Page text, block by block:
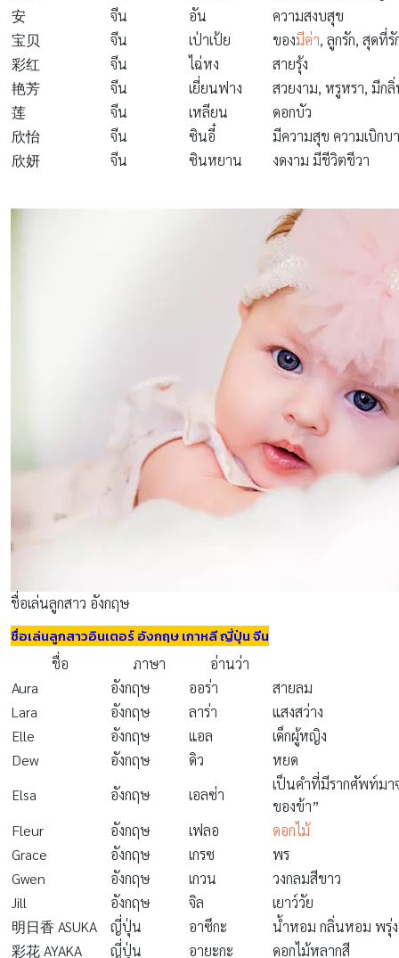
安
จีน อัน
ความสงบสุข
宝贝
จีน เป่าเป้ย ของมีค่า, ลูกรัก, สุดที่รั
彩红
จีน ไฉ่หง
สายรุ้ง
艳芳
จีน เยี่ยนฟาง
สวยงาม, หรูหรา, มีก
莲
จีน เหลียน
ดอกบัว
欣怡
จีน ซินอี๋
มีความสุข ความเบิกบ
欣妍
จีน ซินหยาน งดงาม มีชีวิตชีวา
ชื่อเล่นลูกสาว อังกฤษ
ชื่อเล่นลูกสาวอินเตอร์ อังกฤษ เกาหลี ญี่ปุ่น จีน
ชื่อ ภาษา
อ่านว่า
Aura
อังกฤษ ออร่า
สายลม
Lara
อังกฤษ ลาร่า
แสงสว่าง
Elle
อังกฤษ แอล
เด็กผู้หญิง
Dew
อังกฤษ ดิว
หยด
Elsa
อังกฤษ เอลซ่า
เป็นคำที่มีรากศัพท์มา
ของข้า”
Fleur
อังกฤษ เฟลอ
ดอกไม้
Grace
อังกฤษ เกรซ
พร
Gwen
อังกฤษ เกวน
วงกลมสีขาว
Jill
อังกฤษ จิล
เยาว์วัย
明日香 ASUKA
ญี่ปุ่น อาซึกะ
น้ำหอม กลิ่นหอม พรุ่
彩花 AYAKA
ญี่ปุ่น อายะกะ ดอกไม้หลากสี